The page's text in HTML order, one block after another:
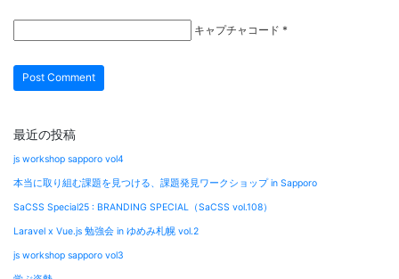
キャプチャコード *
最近の投稿
js workshop sapporo vol4
本当に取り組む課題を見つける、課題発見ワークショップ in Sapporo
SaCSS Special25 : BRANDING SPECIAL（SaCSS vol.108）
Laravel x Vue.js 勉強会 in ゆめみ札幌 vol.2
js workshop sapporo vol3